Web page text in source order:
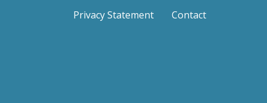
Privacy Statement Contact